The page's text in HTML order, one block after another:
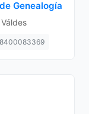
Genealogía
8400083369